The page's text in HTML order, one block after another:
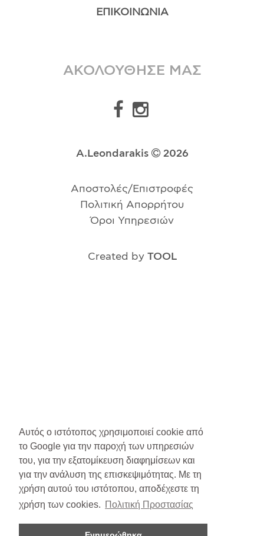
Αυτός ο ιστότοπος χρησιμοποιεί cookie από
το Google για την παροχή των υπηρεσιών
του, για την εξατομίκευση διαφημίσεων και
για την ανάλυση της επισκεψιμότητας. Με τη
χρήση αυτού του ιστότοπου, αποδέχεστε τη
χρήση των cookies. Πολιτική Προστασίας
ΕΠΙΚΟΙΝΩΝΊΑ
ΑΚΟΛΟΥΘΗΣΕ ΜΑΣ
A.Leondarakis 2026
Αποστολές/Επιστροφές
Πολιτική Απορρήτου
Όροι Υπηρεσιών
Created by TOOL